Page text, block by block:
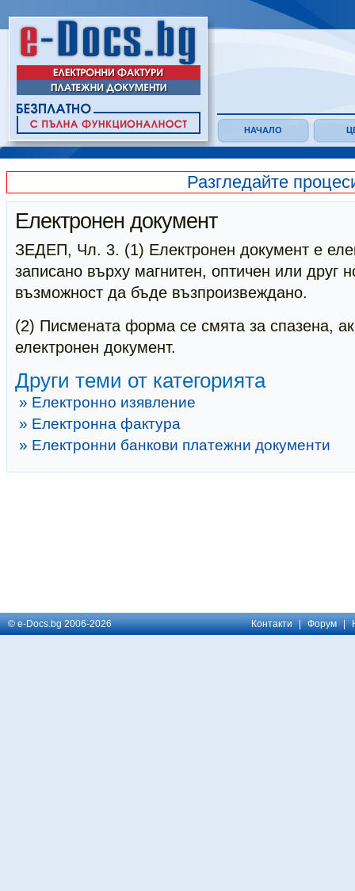
НАЧАЛО
Разгледайте
Електронен документ
ЗЕДЕП, Чл. 3. (1) Електронен документ е
записано върху магнитен, оптичен или друг
възможност да бъде възпроизвеждано.
(2) Писмената форма се смята за спазена,
електронен документ.
Други теми от категорията
» Електронно изявление
» Електронна фактура
» Електронни банкови платежни документи
© e-Docs.bg 2006-2026 Контакти | Форум |